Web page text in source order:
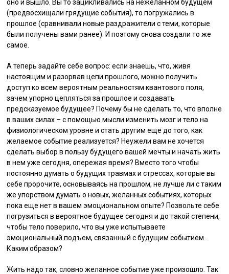
оно и вышло. Вы то зацикливались на нежеланном будущем
(предвосхищали грядущие события), то погружались в
прошлое (сравнивали новые раздражители с теми, которые
были получены вами ранее). И поэтому снова создали то же
самое.
А теперь задайте себе вопрос: если знаешь, что, живя
настоящим и разорвав цепи прошлого, можно получить
доступ ко всем вероятным реальностям квантового поля,
зачем упорно цепляться за прошлое и создавать
предсказуемое будущее? Почему бы не сделать то, что вполне
в ваших силах – с помощью мысли изменить мозг и тело на
физиологическом уровне и стать другим еще до того, как
желаемое событие реализуется? Неужели вам не хочется
сделать выбор в пользу будущего вашей мечты и начать жить
в нем уже сегодня, опережая время? Вместо того чтобы
постоянно думать о будущих травмах и стрессах, которые вы
себе пророчите, основываясь на прошлом, не лучше ли с таким
же упорством думать о новых, желанных событиях, которых
пока еще нет в вашем эмоциональном опыте? Позвольте себе
погрузиться в вероятное будущее сегодня и до такой степени,
чтобы тело поверило, что вы уже испытываете
эмоциональный подъем, связанный с будущим событием.
Каким образом?
Жить надо так, словно желанное событие уже произошло. Так